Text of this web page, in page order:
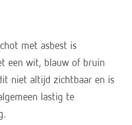
met asbest is
een wit, blauw of bruin
niet altijd zichtbaar en is
lastig te